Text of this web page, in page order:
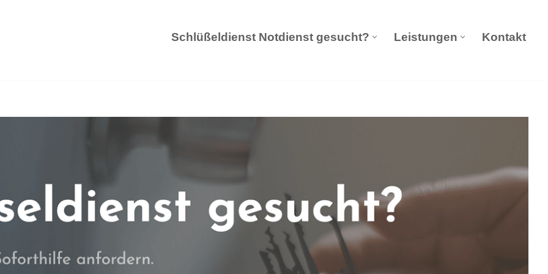
Schlüßeldienst Notdienst gesucht? Leistungen Kontakt